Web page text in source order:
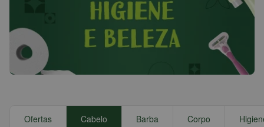
Ofertas Cabelo Barba Corpo